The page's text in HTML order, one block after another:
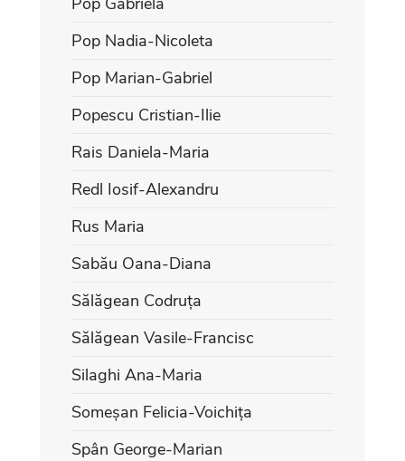
Pop Nadia-Nicoleta
Pop Marian-Gabriel
Popescu Cristian-Ilie
Rais Daniela-Maria
Redl Iosif-Alexandru
Rus Maria
Sabău Oana-Diana
Sălăgean Codruța
Sălăgean Vasile-Francisc
Silaghi Ana-Maria
Someșan Felicia-Voichița
Spân George-Marian